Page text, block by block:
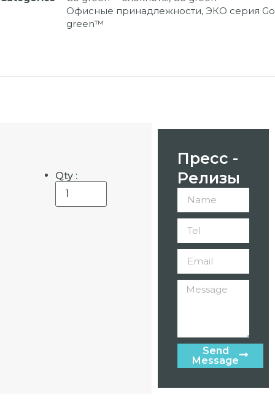
Офисные принадлежности, ЭКО серия Go
green™
Qty :
Пресс -
Релизы
Send
Message